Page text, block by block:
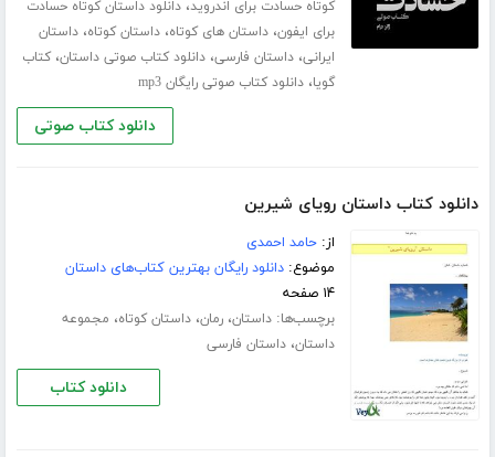
کوتاه حسادت برای اندروید،دانلود داستان کوتاه حسادت
برای ایفون،داستان های کوتاه،داستان کوتاه،داستان
ایرانی،داستان فارسی،دانلود کتاب صوتی داستان،کتاب
گویا،دانلود کتاب صوتی رایگان mp3
دانلود کتاب صوتی
دانلود کتاب داستان رویای شیرین
از:حامد احمدی
موضوع:دانلود رایگان بهترین کتاب‌های داستان
۱۴ صفحه
برچسب‌ها:داستان،رمان،داستان کوتاه، مجموعه
داستان،داستان فارسی
دانلود کتاب